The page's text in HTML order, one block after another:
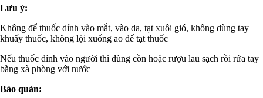
Lưu ý:
Không để thuốc dính vào mắt, vào da, tạt xuôi gió, không dùng tay
khuấy thuốc, không lội xuống ao để tạt thuốc
Nếu thuốc dính vào người thì dùng cồn hoặc rượu lau sạch rồi rửa tay
bằng xà phòng với nước
Bảo quản: